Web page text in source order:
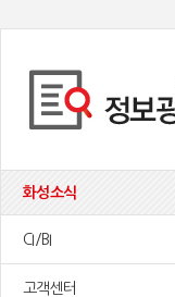
화성소식
CI/BI
고객센터